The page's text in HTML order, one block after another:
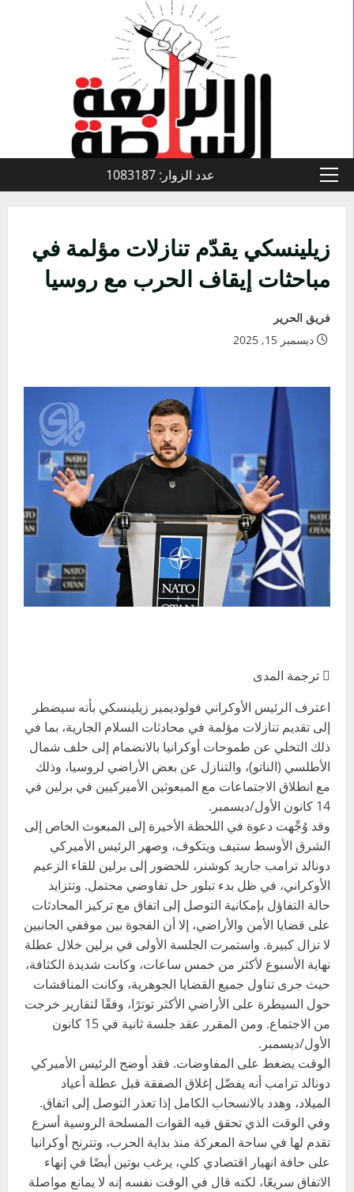
القائمة
عدد الزوار: 1083187
زيلينسكي يقدّم تنازلات مؤلمة في
مباحثات إيقاف الحرب مع روسيا
فريق الحرير
ديسمبر 15, 2025
 ترجمة المدى
اعترف الرئيس الأوكراني فولوديمير زيلينسكي بأنه سيضطر
إلى تقديم تنازلات مؤلمة في محادثات السلام الجارية، بما في
ذلك التخلي عن طموحات أوكرانيا بالانضمام إلى حلف شمال
الأطلسي (الناتو)، والتنازل عن بعض الأراضي لروسيا، وذلك
مع انطلاق الاجتماعات مع المبعوثين الأميركيين في برلين في
14 كانون الأول/ديسمبر.
وقد وُجِّهت دعوة في اللحظة الأخيرة إلى المبعوث الخاص إلى
الشرق الأوسط ستيف ويتكوف، وصهر الرئيس الأميركي
دونالد ترامب جاريد كوشنر، للحضور إلى برلين للقاء الزعيم
الأوكراني، في ظل بدء تبلور حل تفاوضي محتمل. وتتزايد
حالة التفاؤل بإمكانية التوصل إلى اتفاق مع تركيز المحادثات
على قضايا الأمن والأراضي، إلا أن الفجوة بين موقفي الجانبين
لا تزال كبيرة. واستمرت الجلسة الأولى في برلين خلال عطلة
نهاية الأسبوع لأكثر من خمس ساعات، وكانت شديدة الكثافة،
حيث جرى تناول جميع القضايا الجوهرية، وكانت المناقشات
حول السيطرة على الأراضي الأكثر توترًا، وفقًا لتقارير خرجت
من الاجتماع. ومن المقرر عقد جلسة ثانية في 15 كانون
الأول/ديسمبر.
الوقت يضغط على المفاوضات. فقد أوضح الرئيس الأميركي
دونالد ترامب أنه يفضّل إغلاق الصفقة قبل عطلة أعياد
الميلاد، وهدد بالانسحاب الكامل إذا تعذر التوصل إلى اتفاق.
وفي الوقت الذي تحقق فيه القوات المسلحة الروسية أسرع
تقدم لها في ساحة المعركة منذ بداية الحرب، وتترنح أوكرانيا
على حافة انهيار اقتصادي كلي، يرغب بوتين أيضًا في إنهاء
الاتفاق سريعًا، لكنه قال في الوقت نفسه إنه لا يمانع مواصلة